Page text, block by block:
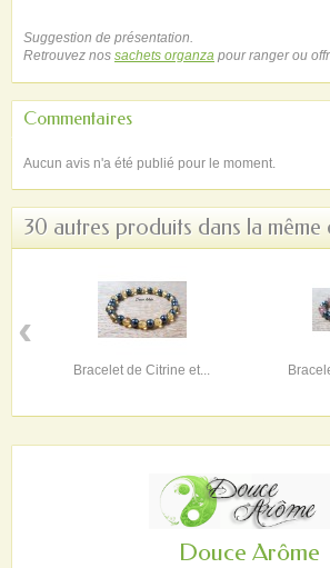
Suggestion de présentation.
Retrouvez nos sachets organza pour ranger ou
Commentaires
Aucun avis n'a été publié pour le moment.
30 autres produits dans la même
Bracelet de Citrine et...
‹
Douce Arôme